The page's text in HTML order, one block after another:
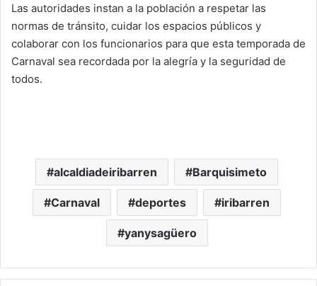
Las autoridades instan a la población a respetar las
normas de tránsito, cuidar los espacios públicos y
colaborar con los funcionarios para que esta temporada de
Carnaval sea recordada por la alegría y la seguridad de
todos.
alcaldiadeiribarren Barquisimeto
Carnaval deportes iribarren
yanysagüero